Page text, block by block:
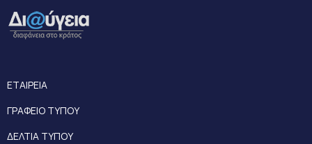
ΕΤΑΙΡΕΙΑ
ΓΡΑΦΕΙΟ ΤΥΠΟΥ
ΔΕΛΤΙΑ ΤΥΠΟΥ